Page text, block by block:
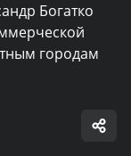
Богатко
городам